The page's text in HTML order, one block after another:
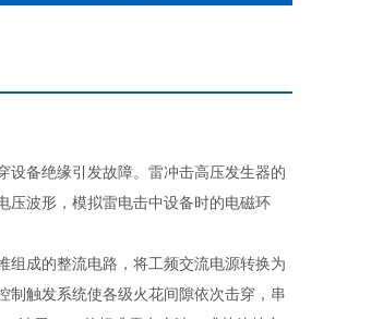
备绝缘引发故障。雷冲击高压发生器的
压波形，模拟雷电击中设备时的电磁环
成的整流电路，将工频交流电源转换为
制触发系统使各级火花间隙依次击穿，串